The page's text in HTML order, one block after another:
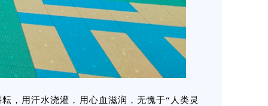
，用汗水浇灌，用心血滋润，无愧于“人类灵